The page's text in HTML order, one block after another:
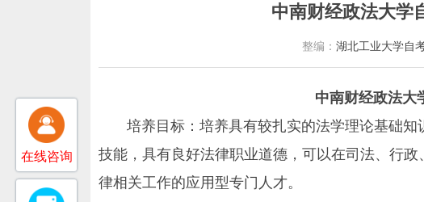
中南财经政法大学
整编： 湖北工业大学自
中南财经政法大
培养目标：培养具有较扎实的法学理论基础知
技能，具有良好法律职业道德，可以在司法、行
律相关工作的应用型专门人才。
在线咨询